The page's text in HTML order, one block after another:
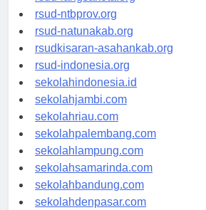
rsud-langsakota.org
rsud-ntbprov.org
rsud-natunakab.org
rsudkisaran-asahankab.org
rsud-indonesia.org
sekolahindonesia.id
sekolahjambi.com
sekolahriau.com
sekolahpalembang.com
sekolahlampung.com
sekolahsamarinda.com
sekolahbandung.com